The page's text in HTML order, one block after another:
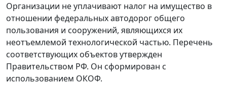
Организации не уплачивают налог на имущество в
отношении федеральных автодорог общего
пользования и сооружений, являющихся их
неотъемлемой технологической частью. Перечень
соответствующих объектов утвержден
Правительством РФ. Он сформирован с
использованием ОКОФ.